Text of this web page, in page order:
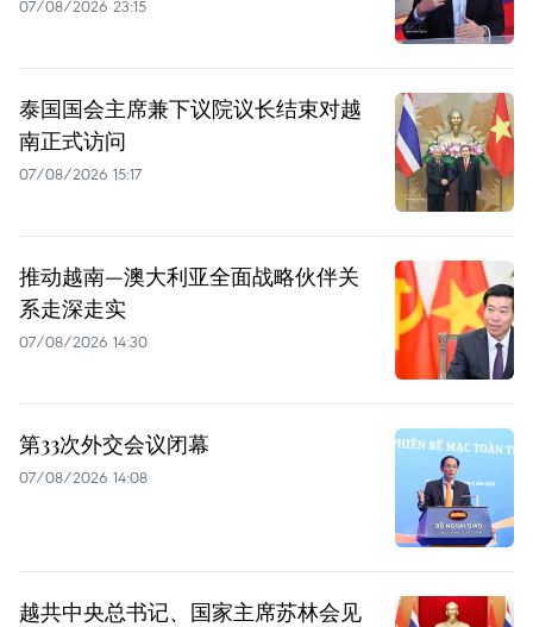
07/08/2026 23:15
泰国国会主席兼下议院议长结束对越
南正式访问
07/08/2026 15:17
推动越南—澳大利亚全面战略伙伴关
系走深走实
07/08/2026 14:30
第33次外交会议闭幕
07/08/2026 14:08
越共中央总书记、国家主席苏林会见